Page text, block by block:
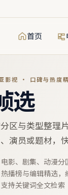
首页
影视 · 口碑与热度
选
区与类型整理
演员或题材，
电影、剧集、动漫分
热播榜与编辑精选，
支持关键词全文检索